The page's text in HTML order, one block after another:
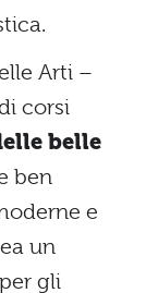
Arti –
corsi
belle
ben
e
un
gli